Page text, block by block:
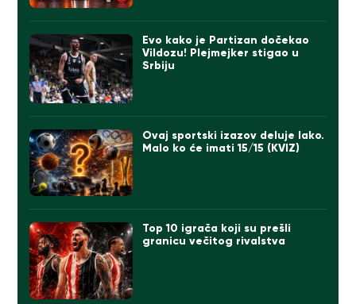
Evo kako je Partizan dočekao
Vildozu! Plejmejker stigao u
Srbiju
Ovaj sportski izazov deluje lako.
Malo ko će imati 15/15 (KVIZ)
Top 10 igrača koji su prešli
granicu večitog rivalstva